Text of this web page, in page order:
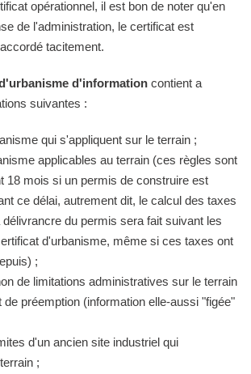
opérationnel, il est bon de noter qu'en
de l'administration, le certificat est
tacitement.
d'information contient a
suivantes :
qui s'appliquent sur le terrain ;
applicables au terrain (ces règles sont
18 mois si un permis de construire est
ce délai, autrement dit, le calcul des taxes
délivrancre du permis sera fait suivant les
d'urbanisme, même si ces taxes ont
;
de limitations administratives sur le terrain
préemption (information elle-aussi "figée"
d'un ancien site industriel qui
;